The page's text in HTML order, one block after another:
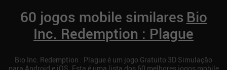
60 jogos mobile similares Bio
Inc. Redemption : Plague
Bio Inc. Redemption : Plague é um jogo Gratuito 3D Simulação